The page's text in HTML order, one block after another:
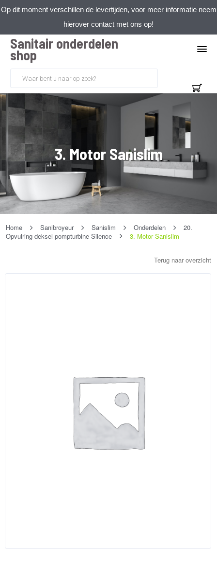
Op dit moment verschillen de levertijden, voor meer informatie neem
hierover contact met ons op!
Sanitair onderdelen
shop
3. Motor Sanislim
Home Sanibroyeur Sanislim Onderdelen
20.
Opvulring deksel pompturbine Silence
3. Motor Sanislim
Terug naar overzicht